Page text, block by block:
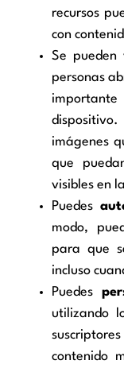
recursos
con
Se pueden
personas
dispositivo.
imágenes
que
visibles en
Puedes
modo,
para que
incluso
Puedes
utilizando
contenido